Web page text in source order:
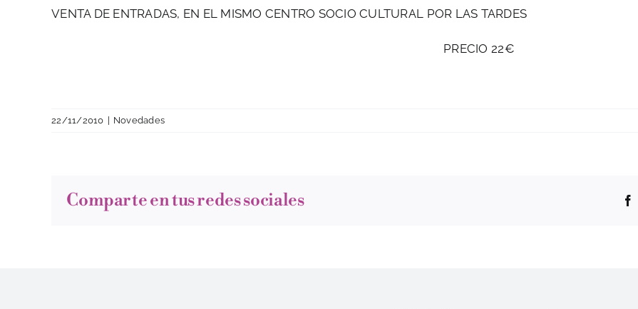
VENTA DE ENTRADAS, EN EL MISMO CENTRO SOCIO CULTURAL POR LAS TARDES
PRECIO 22€
22/11/2010 | Novedades
Comparte en tus redes sociales